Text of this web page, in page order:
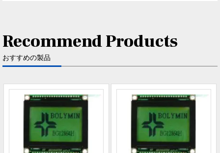
Recommend Products
おすすめの製品